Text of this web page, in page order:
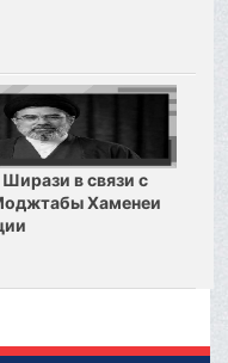
в связи с
Хаменеи